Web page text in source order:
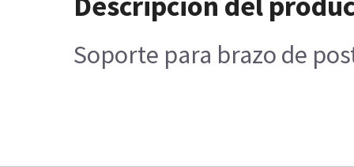
Soporte para brazo de